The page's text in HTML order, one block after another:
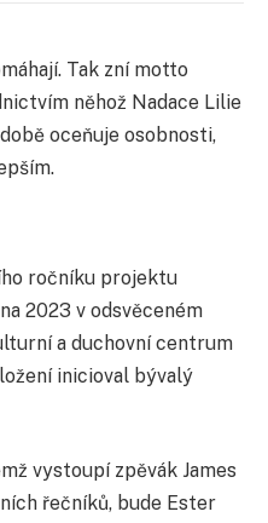
Tak zní motto
něhož Nadace Lilie
oceňuje osobnosti,
ročníku projektu
2023 v odsvěceném
a duchovní centrum
inicioval bývalý
vystoupí zpěvák James
řečníků, bude Ester